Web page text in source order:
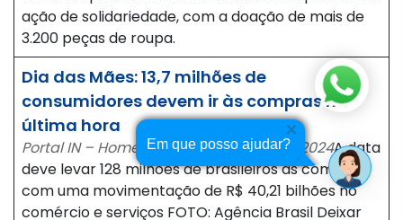
Em que posso ajudar?
ação de solidariedade, com a doação de mais de
3.200 peças de roupa.
Dia das Mães: 13,7 milhões de
consumidores devem ir às compras na
última hora
Portal IN – Home – CE – Online – 12/05/2024A data
deve levar 128 milhões de brasileiros às compras,
com uma movimentação de R$ 40,21 bilhões no
comércio e serviços FOTO: Agência Brasil Deixar